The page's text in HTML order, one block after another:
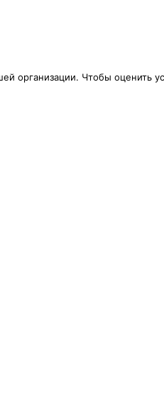
организации. Чтобы оценить